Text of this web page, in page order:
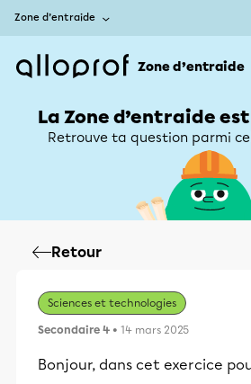
Zone d’entraide
Zone d’entraide
La Zone d’entraide
Retrouve ta question parmi
Retour
Sciences et technologies
Secondaire 4 • 14 mars 2025
Bonjour, dans cet exercice